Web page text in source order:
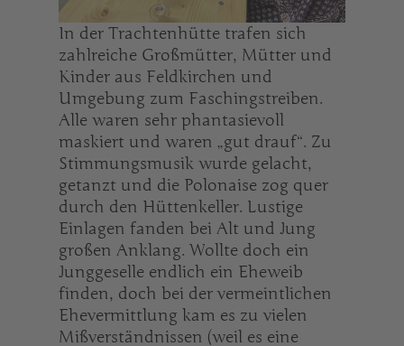
In der Trachtenhütte trafen sich
zahlreiche Großmütter, Mütter und
Kinder aus Feldkirchen und
Umgebung zum Faschingstreiben.
Alle waren sehr phantasievoll
maskiert und waren „gut drauf“. Zu
Stimmungsmusik wurde gelacht,
getanzt und die Polonaise zog quer
durch den Hüttenkeller. Lustige
Einlagen fanden bei Alt und Jung
großen Anklang. Wollte doch ein
Junggeselle endlich ein Eheweib
finden, doch bei der vermeintlichen
Ehevermittlung kam es zu vielen
Mißverständnissen (weil es eine